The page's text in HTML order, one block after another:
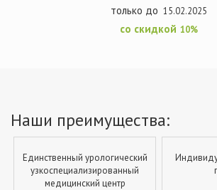
15.02.2025
10%
Наши преимущества:
Единственный урологический
узкоспециализированный
медицинский центр